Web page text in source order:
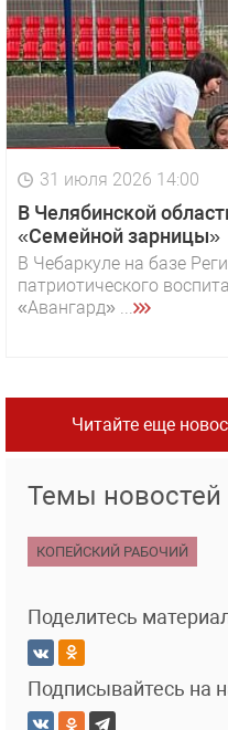
31 июля 2026 14:00
В Челябинской
«Семейной зарницы»
В Чебаркуле на базе
патриотического
«Авангард» ...
Читайте еще
Темы новостей
КОПЕЙСКИЙ РАБОЧИЙ
Поделитесь
Подписывайтесь на